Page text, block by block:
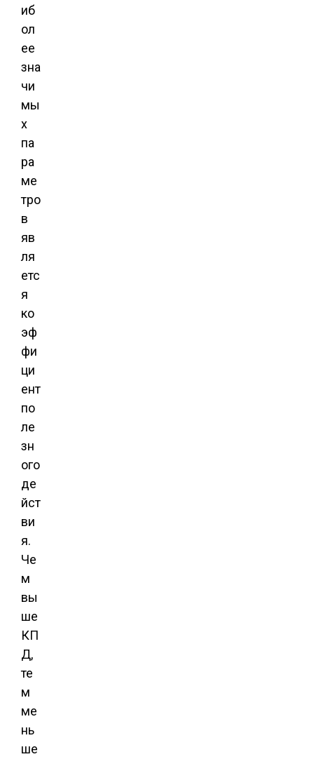
иб
ол
ее
зна
чи
мы
х
па
ра
ме
тро
в
яв
ля
етс
я
ко
эф
фи
ци
ент
по
ле
зн
ого
де
йст
ви
я.
Че
м
вы
ше
КП
Д,
те
м
ме
нь
ше